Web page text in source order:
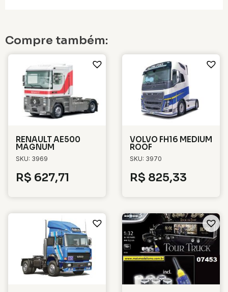
Compre também:
RENAULT AE500
MAGNUM
SKU: 3969
R$ 627,71
VOLVO FH16 MEDIUM
ROOF
SKU: 3970
R$ 825,33